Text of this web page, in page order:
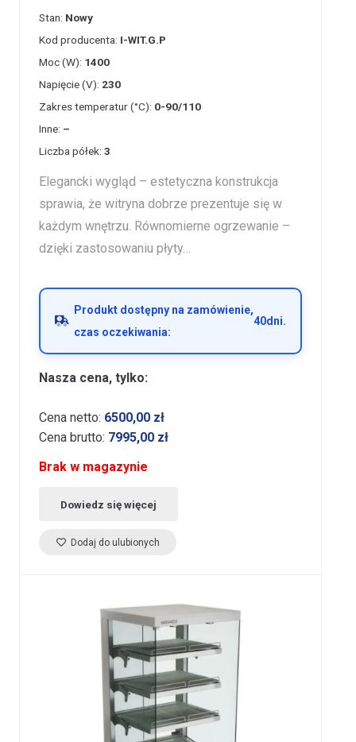
Stan: Nowy
Kod producenta: I-WIT.G.P
Moc (W): 1400
Napięcie (V): 230
Zakres temperatur (°C): 0-90/110
Inne: –
Liczba półek: 3
Elegancki wygląd – estetyczna konstrukcja
sprawia, że witryna dobrze prezentuje się w
każdym wnętrzu. Równomierne ogrzewanie –
dzięki zastosowaniu płyty…
Produkt dostępny na zamówienie,
czas oczekiwania:
40dni.
Nasza cena, tylko:
Cena netto: 6500,00 zł
Cena brutto: 7995,00 zł
Brak w magazynie
Dowiedz się więcej
Dodaj do ulubionych